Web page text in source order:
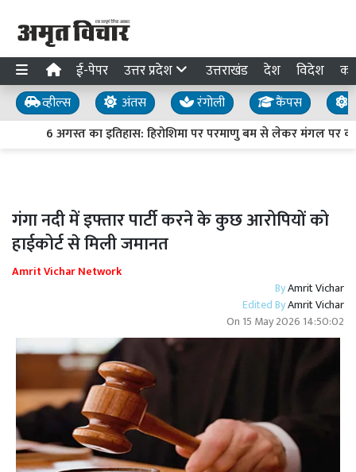
ई-पेपर उत्तर प्रदेश उत्तराखंड देश विदेश
व्हील्स अंतस रंगोली कैंपस
6 अगस्त का इतिहास: हिरोशिमा पर परमाणु बम से लेकर मंगल पर
गंगा नदी में इफ्तार पार्टी करने के कुछ आरोपियों को
हाईकोर्ट से मिली जमानत
Amrit Vichar Network
ByAmrit Vichar
Edited ByAmrit Vichar
On 15 May 2026 14:50:02